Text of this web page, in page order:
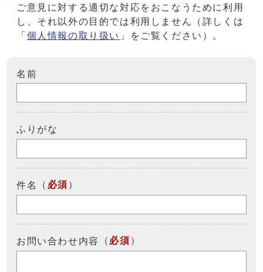
ご意見に対する適切な対応をおこなうために利用
し、それ以外の目的では利用しません（詳しくは
「 個人情報の取り扱い 」をご覧ください）。
名前
ふりがな
件名 （ 必須 ）
お問い合わせ内容 （ 必須 ）